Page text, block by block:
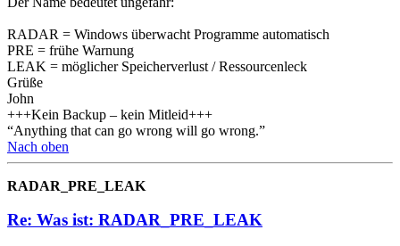
RADAR = Windows überwacht Programme automatisch
PRE = frühe Warnung
LEAK = möglicher Speicherverlust / Ressourcenleck
Grüße
John
+++Kein Backup – kein Mitleid+++
“Anything that can go wrong will go wrong.”
Nach oben
RADAR_PRE_LEAK
Re: Was ist: RADAR_PRE_LEAK